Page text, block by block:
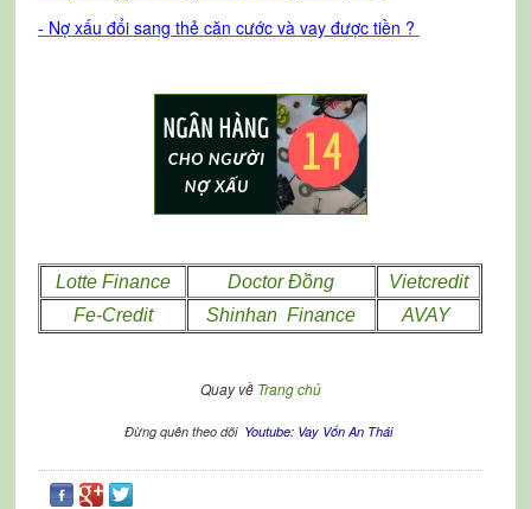
- Nợ xấu đổi sang thẻ căn cước và vay được tiền ?
Lotte Finance Doctor Đồng
Vietcredit
Fe-Credit
Shinhan Finance AVAY
Quay về Trang chủ
Đừng quên theo dõi Youtube: Vay Vốn An Thái